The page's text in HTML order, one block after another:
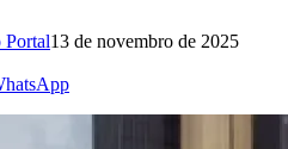
13 de novembro de 2025